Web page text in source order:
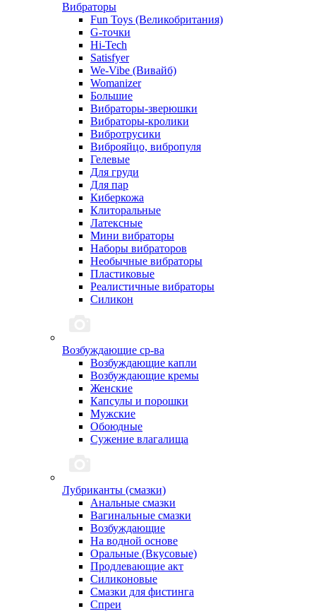
Вибраторы
Fun Toys (Великобритания)
G-точки
Hi-Tech
Satisfyer
We-Vibe (Вивайб)
Womanizer
Большие
Вибраторы-зверюшки
Вибраторы-кролики
Вибротрусики
Виброяйцо, вибропуля
Гелевые
Для груди
Для пар
Киберкожа
Клиторальные
Латексные
Мини вибраторы
Наборы вибраторов
Необычные вибраторы
Пластиковые
Реалистичные вибраторы
Силикон
Возбуждающие ср-ва
Возбуждающие капли
Возбуждающие кремы
Женские
Капсулы и порошки
Мужские
Обоюдные
Сужение влагалища
Лубриканты (смазки)
Анальные смазки
Вагинальные смазки
Возбуждающие
На водной основе
Оральные (Вкусовые)
Продлевающие акт
Силиконовые
Смазки для фистинга
Спреи